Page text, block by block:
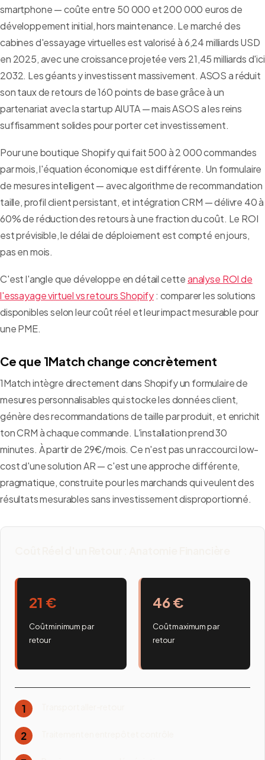
smartphone — coûte entre 50 000 et 200 000 euros de
développement initial, hors maintenance. Le marché des
cabines d'essayage virtuelles est valorisé à 6,24 milliards USD
en 2025, avec une croissance projetée vers 21,45 milliards d'ici
2032. Les géants y investissent massivement. ASOS a réduit
son taux de retours de 160 points de base grâce à un
partenariat avec la startup AIUTA — mais ASOS a les reins
suffisamment solides pour porter cet investissement.
Pour une boutique Shopify qui fait 500 à 2 000 commandes
par mois, l'équation économique est différente. Un formulaire
de mesures intelligent — avec algorithme de recommandation
taille, profil client persistant, et intégration CRM — délivre 40 à
60% de réduction des retours à une fraction du coût. Le ROI
est prévisible, le délai de déploiement est compté en jours,
pas en mois.
C'est l'angle que développe en détail cetteanalyse ROI de
l'essayage virtuel vs retours Shopify: comparer les solutions
disponibles selon leur coût réel et leur impact mesurable pour
une PME.
Ce que 1Match change concrètement
1Match intègre directement dans Shopify un formulaire de
mesures personnalisables qui stocke les données client,
génère des recommandations de taille par produit, et enrichit
ton CRM à chaque commande. L'installation prend 30
minutes. À partir de 29€/mois. Ce n'est pas un raccourci low-
cost d'une solution AR — c'est une approche différente,
pragmatique, construite pour les marchands qui veulent des
résultats mesurables sans investissement disproportionné.
21 €
Coût minimum par
retour
46 €
Coût maximum par
retour
1
2